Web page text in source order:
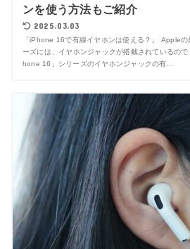
ンを使う方法もご紹介
2025.03.03
「iPhone 16で有線イヤホンは使える？」 Apple
ーズには、イヤホンジャックが搭載されているの
hone 16」シリーズのイヤホンジャックの有...